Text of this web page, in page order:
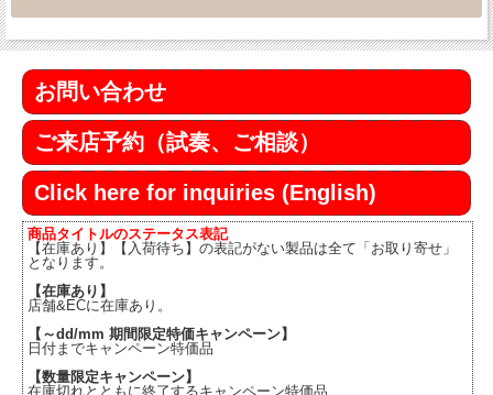
お問い合わせ
ご来店予約（試奏、ご相談）
Click here for inquiries (English)
商品タイトルのステータス表記
【在庫あり】【入荷待ち】の表記がない製品は全て「お取り寄せ」
となります。
【在庫あり】
店舗&ECに在庫あり。
【～dd/mm 期間限定特価キャンペーン】
日付までキャンペーン特価品
【数量限定キャンペーン】
在庫切れとともに終了するキャンペーン特価品